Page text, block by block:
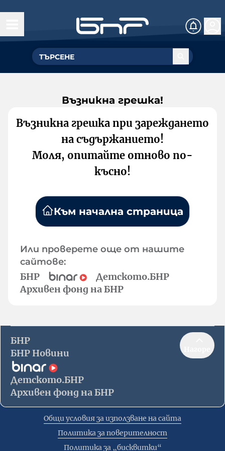
Възникна грешка!
Възникна грешка при зареждането
на съдържанието!
Моля, опитайте отново по-
късно!
Към начална страница
Или проверете още от нашите
сайтове:
БНР
Детското.БНР
Архивен фонд на БНР
БНР
БНР Новини
Детското.БНР
Архивен фонд на БНР
Общи условия за използване на сайта
Политика за поверителност
Политика за „бисквитки“